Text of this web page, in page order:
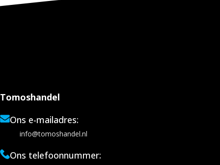
Tomoshandel
Ons e-mailadres:
info@tomoshandel.nl
Ons telefoonnummer: